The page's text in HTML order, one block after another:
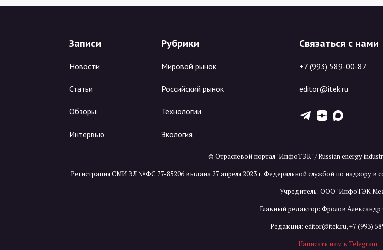
Записи
Новости
Статьи
Обзоры
Интервью
Рубрики
Мировой рынок
Российский рынок
Технологии
Экология
Связаться с нами
+7 (993) 589-00-87
editor@itek.ru
T Z X
© Отраслевой портал "ИнфоТЭК" / Russian energy
Регистрация СМИ ЭЛ №ФС 77-85206 выдана 27 апреля 2023 г. Федеральной службой по надзору
Учредитель: ООО "ИнфоТЭК
Главный редактор: Фролов Александр
Редакция: editor@itek.ru,+7 (993)
Написать нам в Telegram